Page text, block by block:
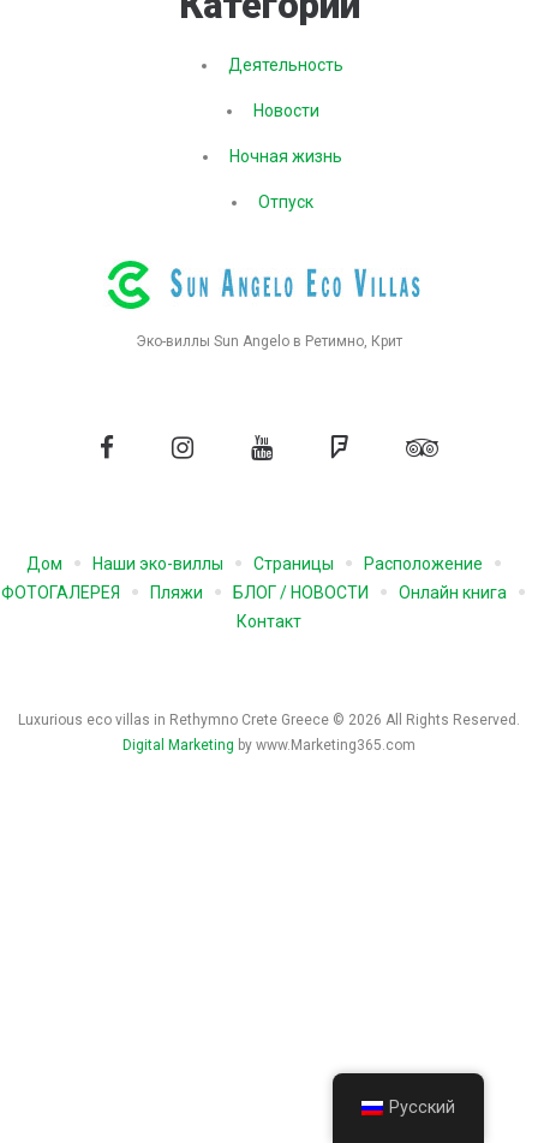
Деятельность
Новости
Ночная жизнь
Отпуск
Эко-виллы Sun Angelo в Ретимно, Крит
Фейсбук Инстаграм YouTube Форсквер
Дом Наши эко-виллы Страницы
Расположение
ФОТОГАЛЕРЕЯ
Пляжи БЛОГ / НОВОСТИ
Онлайн книга
Контакт
Luxurious eco villas in Rethymno Crete Greece © 2026 All Rights Reserved.
Digital Marketing by www.Marketing365.com
Русский